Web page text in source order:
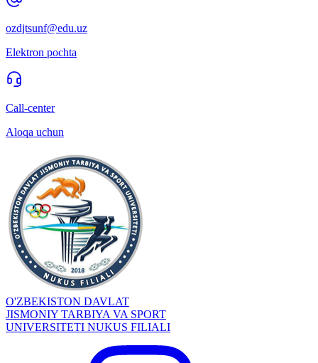
ozdjtsunf@edu.uz
Elektron pochta
Call-center
Aloqa uchun
O'ZBEKISTON DAVLAT
JISMONIY TARBIYA VA SPORT
UNIVERSITETI NUKUS FILIALI